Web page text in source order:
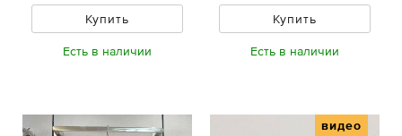
Купить
Есть в наличии
Купить
Есть в наличии
видео